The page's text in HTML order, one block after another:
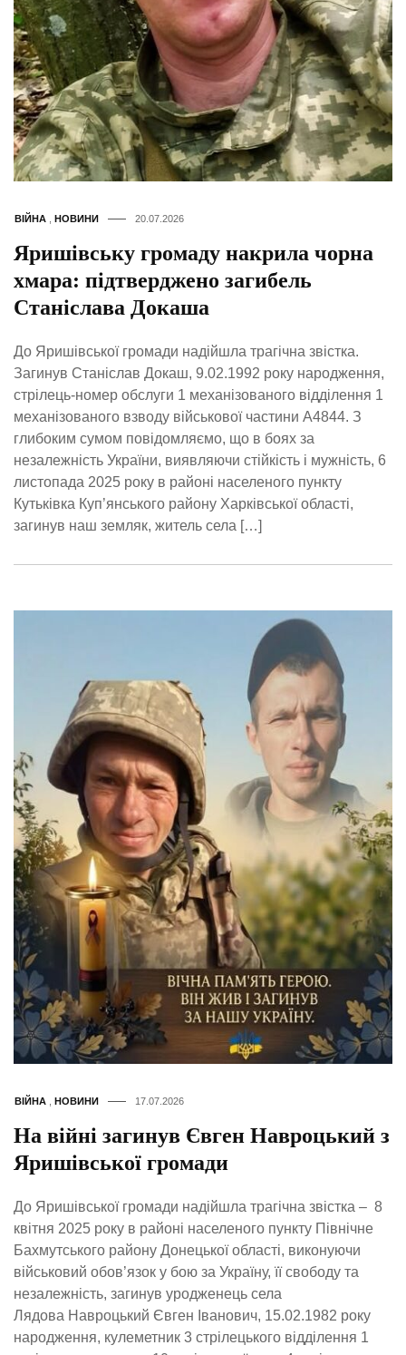
ВІЙНА НОВИНИ 20.07.2026
Яришівську громаду накрила чорна
хмара: підтверджено загибель
Станіслава Докаша
До Яришівської громади надійшла трагічна звістка.
Загинув Станіслав Докаш, 9.02.1992 року народження,
стрілець-номер обслуги 1 механізованого відділення 1
механізованого взводу військової частини А4844. З
глибоким сумом повідомляємо, що в боях за
незалежність України, виявляючи стійкість і мужність, 6
листопада 2025 року в районі населеного пункту
Кутьківка Куп’янського району Харківської області,
загинув наш земляк, житель села […]
ВІЙНА НОВИНИ 17.07.2026
На війні загинув Євген Навроцький з
Яришівської громади
До Яришівської громади надійшла трагічна звістка – 8
квітня 2025 року в районі населеного пункту Північне
Бахмутського району Донецької області, виконуючи
військовий обов’язок у бою за Україну, її свободу та
незалежність, загинув уродженець села
Лядова Навроцький Євген Іванович, 15.02.1982 року
народження, кулеметник 3 стрілецького відділення 1